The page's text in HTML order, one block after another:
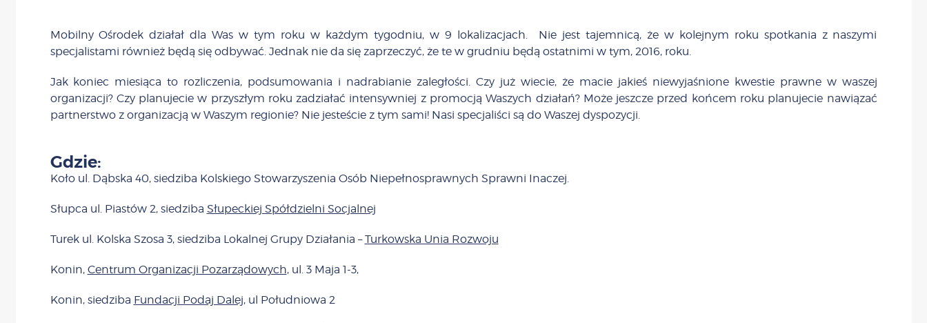
Mobilny Ośrodek działał dla Was w tym roku w każdym tygodniu, w 9 lokalizacjach. Nie jest tajemnicą, że w kolejnym roku spotkania z naszymi
specjalistami również będą się odbywać. Jednak nie da się zaprzeczyć, że te w grudniu będą ostatnimi w tym, 2016, roku.
Jak koniec miesiąca to rozliczenia, podsumowania i nadrabianie zaległości. Czy już wiecie, że macie jakieś niewyjaśnione kwestie prawne w waszej
organizacji? Czy planujecie w przyszłym roku zadziałać intensywniej z promocją Waszych działań? Może jeszcze przed końcem roku planujecie nawiązać
partnerstwo z organizacją w Waszym regionie? Nie jesteście z tym sami! Nasi specjaliści są do Waszej dyspozycji.
Gdzie:
Koło ul. Dąbska 40, siedziba Kolskiego Stowarzyszenia Osób Niepełnosprawnych Sprawni Inaczej.
Słupca ul. Piastów 2, siedziba Słupeckiej Spółdzielni Socjalnej
Turek ul. Kolska Szosa 3, siedziba Lokalnej Grupy Działania –Turkowska Unia Rozwoju
Konin, Centrum Organizacji Pozarządowych, ul. 3 Maja 1-3,
Konin, siedziba Fundacji Podaj Dalej, ul Południowa 2